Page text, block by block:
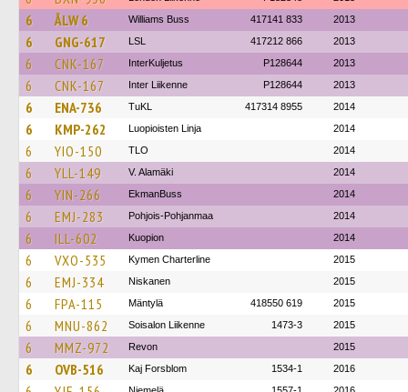
6 ÅLW 6 Williams Buss 417141 833 2013
6 GNG-617 LSL 417212 866 2013
6 CNK-167 InterKuljetus P128644 2013
6 CNK-167 Inter Liikenne P128644 2013
6 ENA-736 TuKL 417314 8955 2014
6 KMP-262 Luopioisten Linja 2014
6 YIO-150 TLO 2014
6 YLL-149 V. Alamäki 2014
6 YIN-266 EkmanBuss 2014
6 EMJ-283 Pohjois-Pohjanmaa 2014
6 ILL-602 Kuopion 2014
6 VXO-535 Kymen Charterline 2015
6 EMJ-334 Niskanen 2015
6 FPA-115 Mäntylä 418550 619 2015
6 MNU-862 Soisalon Liikenne 1473-3 2015
6 MMZ-972 Revon 2015
6 OVB-516 Kaj Forsblom 1534-1 2016